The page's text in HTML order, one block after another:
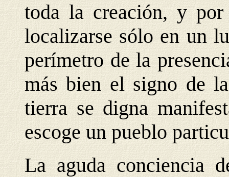
toda la creación, y
localizarse sólo en un
perímetro de la
más bien el signo de
tierra se digna
escoge un pueblo
La aguda conciencia